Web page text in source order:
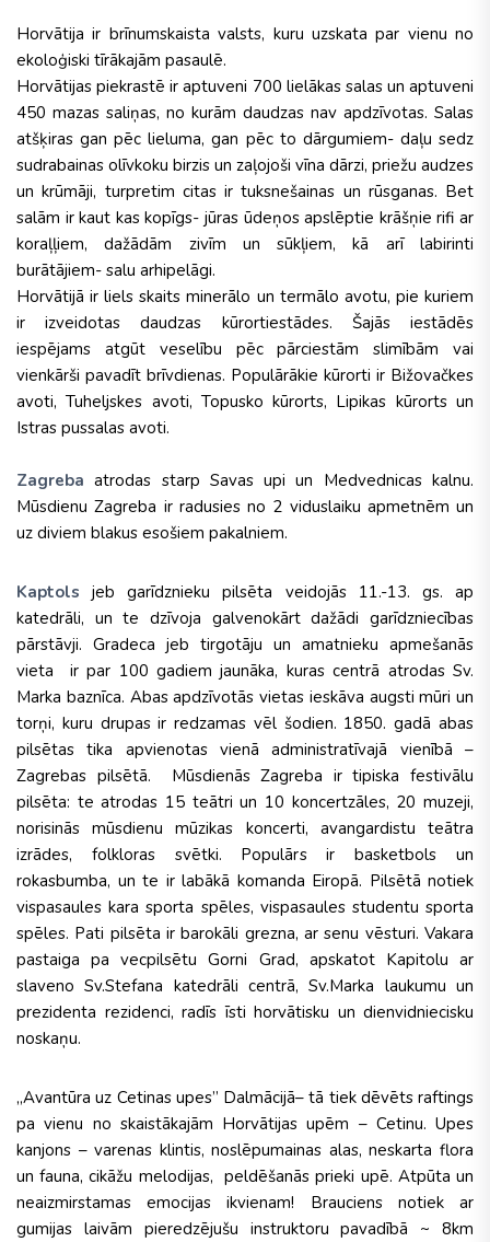
Horvātija ir brīnumskaista valsts, kuru uzskata par vienu no
ekoloģiski tīrākajām pasaulē.
Horvātijas piekrastē ir aptuveni 700 lielākas salas un aptuveni
450 mazas saliņas, no kurām daudzas nav apdzīvotas. Salas
atšķiras gan pēc lieluma, gan pēc to dārgumiem- daļu sedz
sudrabainas olīvkoku birzis un zaļojoši vīna dārzi, priežu audzes
un krūmāji, turpretim citas ir tuksnešainas un rūsganas. Bet
salām ir kaut kas kopīgs- jūras ūdeņos apslēptie krāšņie rifi ar
koraļļiem, dažādām zivīm un sūkļiem, kā arī labirinti
burātājiem- salu arhipelāgi.
Horvātijā ir liels skaits minerālo un termālo avotu, pie kuriem
ir izveidotas daudzas kūrortiestādes. Šajās iestādēs
iespējams atgūt veselību pēc pārciestām slimībām vai
vienkārši pavadīt brīvdienas. Populārākie kūrorti ir Bižovačkes
avoti, Tuheljskes avoti, Topusko kūrorts, Lipikas kūrorts un
Istras pussalas avoti.
Zagreba atrodas starp Savas upi un Medvednicas kalnu.
Mūsdienu Zagreba ir radusies no 2 viduslaiku apmetnēm un
uz diviem blakus esošiem pakalniem.
Kaptolsjeb garīdznieku pilsēta veidojās 11.-13. gs. ap
katedrāli, un te dzīvoja galvenokārt dažādi garīdzniecības
pārstāvji. Gradeca jeb tirgotāju un amatnieku apmešanās
vieta ir par 100 gadiem jaunāka, kuras centrā atrodas Sv.
Marka baznīca. Abas apdzīvotās vietas ieskāva augsti mūri un
torņi, kuru drupas ir redzamas vēl šodien. 1850. gadā abas
pilsētas tika apvienotas vienā administratīvajā vienībā –
Zagrebas pilsētā. Mūsdienās Zagreba ir tipiska festivālu
pilsēta: te atrodas 15 teātri un 10 koncertzāles, 20 muzeji,
norisinās mūsdienu mūzikas koncerti, avangardistu teātra
izrādes, folkloras svētki. Populārs ir basketbols un
rokasbumba, un te ir labākā komanda Eiropā. Pilsētā notiek
vispasaules kara sporta spēles, vispasaules studentu sporta
spēles. Pati pilsēta ir barokāli grezna, ar senu vēsturi. Vakara
pastaiga pa vecpilsētu Gorni Grad, apskatot Kapitolu ar
slaveno Sv.Stefana katedrāli centrā, Sv.Marka laukumu un
prezidenta rezidenci, radīs īsti horvātisku un dienvidniecisku
noskaņu.
„Avantūra uz Cetinas upes” Dalmācijā– tā tiek dēvēts raftings
pa vienu no skaistākajām Horvātijas upēm – Cetinu. Upes
kanjons – varenas klintis, noslēpumainas alas, neskarta flora
un fauna, cikāžu melodijas, peldēšanās prieki upē. Atpūta un
neaizmirstamas emocijas ikvienam! Brauciens notiek ar
gumijas laivām pieredzējušu instruktoru pavadībā ~ 8km